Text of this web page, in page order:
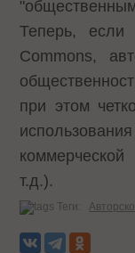
Теперь, если
Commons,
при этом
т.д.).
Теги: